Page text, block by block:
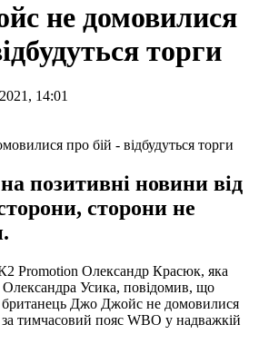
не домовилися
торги
14:01
позитивні новини від
сторони не
Promotion Олександр Красюк, яка
Олександра Усика, повідомив, що
британець Джо Джойс не домовилися
тимчасовий пояс WBO у надважкій